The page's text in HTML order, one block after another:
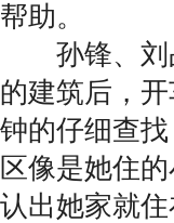
帮助。
孙锋、刘占
的建筑后，
钟的仔细查
区像是她住
认出她家就